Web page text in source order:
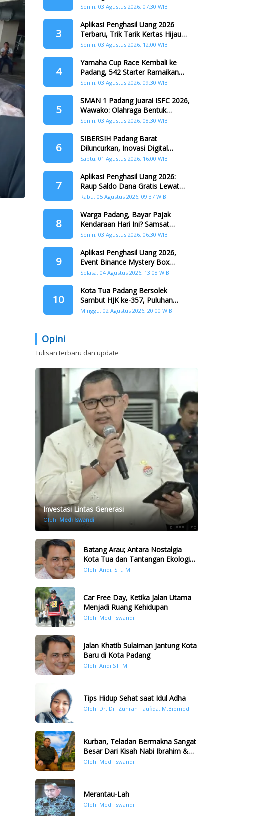
Padang
Senin, 03 Agustus 2026, 07:30 WIB
3
Aplikasi Penghasil Uang 2026
Terbaru, Trik Tarik Kertas Hijau
Crazy Food Tanpa Penggandaan
Senin, 03 Agustus 2026, 12:00 WIB
4
Yamaha Cup Race Kembali ke
Padang, 542 Starter Ramaikan
Seri II HJK ke-357
Senin, 03 Agustus 2026, 09:30 WIB
5
SMAN 1 Padang Juarai ISFC 2026,
Wawako: Olahraga Bentuk
Karakter Generasi Muda
Senin, 03 Agustus 2026, 08:30 WIB
6
SIBERSIH Padang Barat
Diluncurkan, Inovasi Digital
Perkuat Kolaborasi Warga dan
Sabtu, 01 Agustus 2026, 16:00 WIB
7
Aplikasi Penghasil Uang 2026:
Raup Saldo Dana Gratis Lewat
Nonton Drama, Ini Caranya!
Rabu, 05 Agustus 2026, 09:37 WIB
8
Warga Padang, Bayar Pajak
Kendaraan Hari Ini? Samsat
Keliling Hadir di Padang Barat dan
Senin, 03 Agustus 2026, 06:30 WIB
9
Aplikasi Penghasil Uang 2026,
Event Binance Mystery Box
Dapat Saldo Dana
Selasa, 04 Agustus 2026, 13:08 WIB
10
Kota Tua Padang Bersolek
Sambut HJK ke-357, Puluhan
Agenda Nasional dan
Minggu, 02 Agustus 2026, 20:00 WIB
Opini
Tulisan terbaru dan update
Investasi Lintas Generasi
Oleh: Medi Iswandi
Batang Arau; Antara Nostalgia
Kota Tua dan Tantangan Ekologi
Kawasan
Oleh: Andi, ST., MT
Car Free Day, Ketika Jalan Utama
Menjadi Ruang Kehidupan
Oleh: Medi Iswandi
Jalan Khatib Sulaiman Jantung Kota
Baru di Kota Padang
Oleh: Andi ST. MT
Tips Hidup Sehat saat Idul Adha
Oleh: Dr. Dr. Zuhrah Taufiqa, M.Biomed
Kurban, Teladan Bermakna Sangat
Besar Dari Kisah Nabi Ibrahim &
Nabi Ismail
Oleh: Medi Iswandi
Merantau-Lah
Oleh: Medi Iswandi